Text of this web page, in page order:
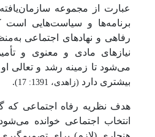
عبارت از مجموعه
برنامه‌ها و سیاست‌هایی
رفاهی و نهادهای اجتماعی
نیازهای مادی و معنوی و
می‌شود تا زمینه رشد و تعالی
بیشتری دارد (زاهدی، 1391: 17) .
هدف نظریه رفاه اجتماعی که
انتخاب اجتماعی خوانده